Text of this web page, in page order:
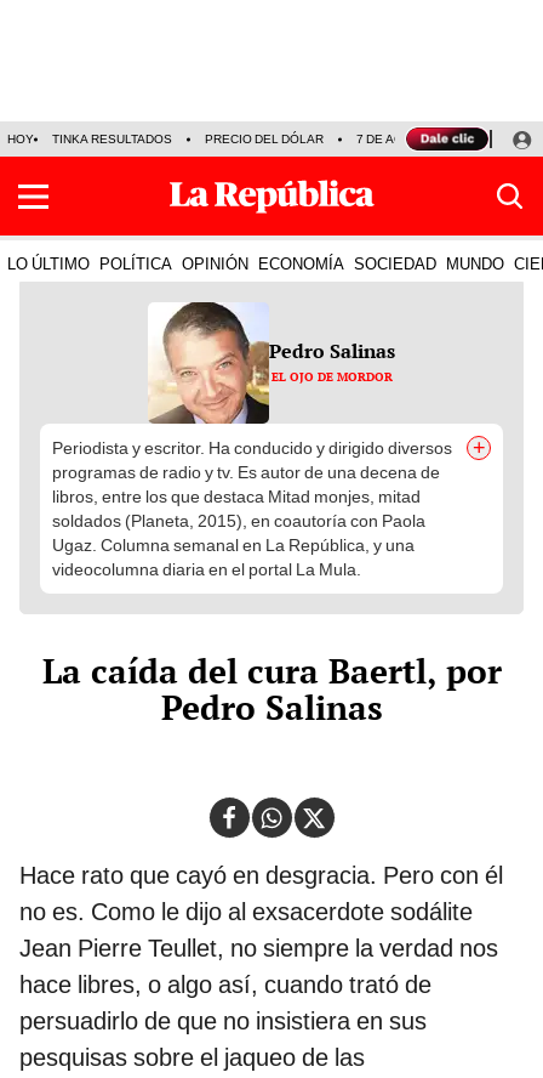
HOY TINKA RESULTADOS PRECIO DEL DÓLAR 7 DE AGOSTO OLLANTA
LO ÚLTIMO POLÍTICA OPINIÓN ECONOMÍA SOCIEDAD MUNDO
Pedro Salinas
EL OJO DE MORDOR
Periodista y escritor. Ha conducido y dirigido diversos
programas de radio y tv. Es autor de una decena de
libros, entre los que destaca Mitad monjes, mitad
soldados (Planeta, 2015), en coautoría con Paola
Ugaz. Columna semanal en La República, y una
videocolumna diaria en el portal La Mula.
+
La caída del cura Baertl, por
Pedro Salinas
Hace rato que cayó en desgracia. Pero con él
no es. Como le dijo al exsacerdote sodálite
Jean Pierre Teullet, no siempre la verdad nos
hace libres, o algo así, cuando trató de
persuadirlo de que no insistiera en sus
pesquisas sobre el jaqueo de las